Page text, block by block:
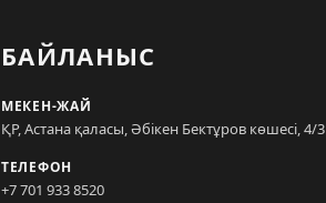
БАЙЛАНЫС
МЕКЕН-ЖАЙ
ҚР, Астана қаласы, Әбікен Бектұров көшесі, 4/3
ТЕЛЕФОН
+7 701 933 8520